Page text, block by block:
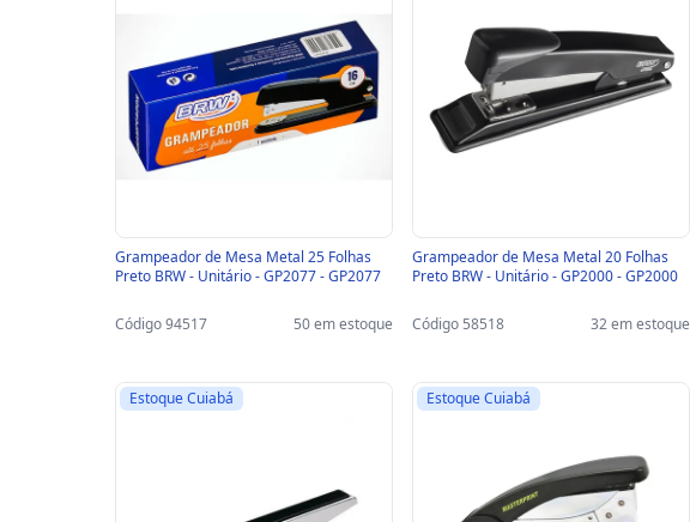
Grampeador de Mesa Metal 25 Folhas
Preto BRW - Unitário - GP2077 - GP2077
Código 94517 50 em estoque
Grampeador de Mesa Metal 20 Folhas
Preto BRW - Unitário - GP2000 - GP2000
Código 58518 32 em estoque
Estoque Cuiabá Estoque Cuiabá